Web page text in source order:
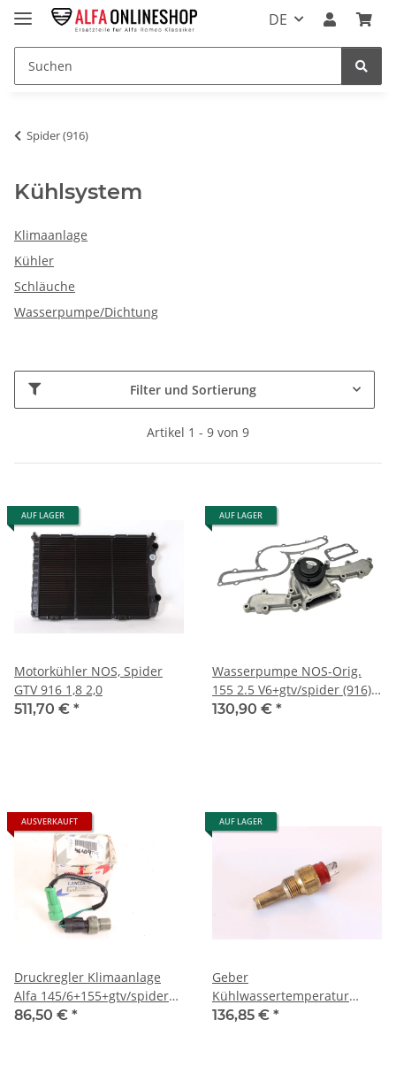
DE
Spider (916)
Kühlsystem
Klimaanlage
Kühler
Schläuche
Wasserpumpe/Dichtung
Filter und Sortierung
Artikel 1 - 9 von 9
AUF LAGER
Motorkühler NOS, Spider
GTV 916 1,8 2,0
511,70 € *
AUF LAGER
Wasserpumpe NOS-Orig.
155 2.5 V6+gtv/spider (916)
2.0 V6 turbo/3.0 V6
130,90 € *
AUSVERKAUFT
Druckregler Klimaanlage
Alfa 145/6+155+gtv/spider
(916) NEU Original
86,50 € *
AUF LAGER
Geber
Kühlwassertemperatur
Fühler Alfa
136,85 € *